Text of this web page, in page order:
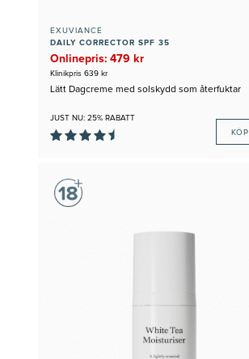
EXUVIANCE
DAILY CORRECTOR SPF 35
Onlinepris: 479 kr
Klinikpris 639 kr
Lätt Dagcreme med solskydd som återfuktar
JUST NU: 25% RABATT
KÖP